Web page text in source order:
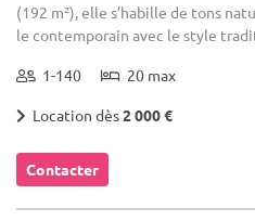
(192 m²), elle s’habille de tons
le contemporain avec le style
1-140 20 max
Location dès2 000 €
Contacter